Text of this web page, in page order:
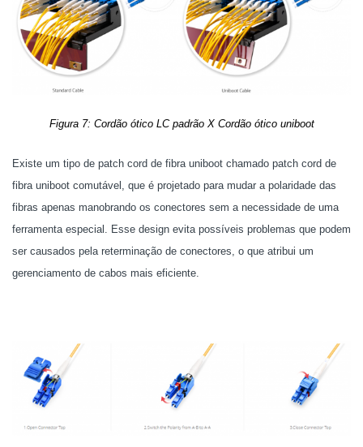
Figura 7: Cordão ótico LC padrão X Cordão ótico uniboot
Existe um tipo de patch cord de fibra uniboot chamado patch cord de
fibra uniboot comutável, que é projetado para mudar a polaridade das
fibras apenas manobrando os conectores sem a necessidade de uma
ferramenta especial. Esse design evita possíveis problemas que podem
ser causados pela reterminação de conectores, o que atribui um
gerenciamento de cabos mais eficiente.